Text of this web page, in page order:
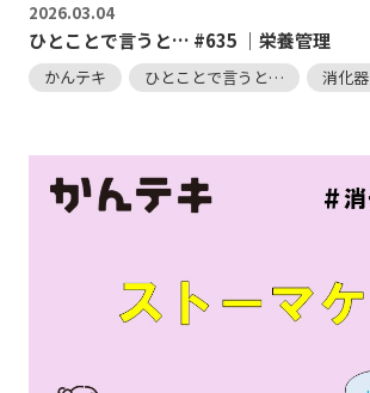
2026.03.04
ひとことで言うと… #635 ｜栄養管理
かんテキ ひとことで言うと… 消化器